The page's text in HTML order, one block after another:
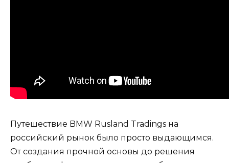
Путешествие BMW Rusland Tradings на
российский рынок было просто выдающимся.
От создания прочной основы до решения